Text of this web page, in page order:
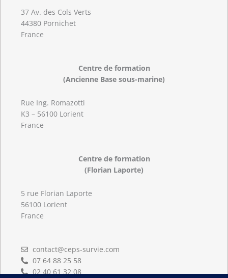
37 Av. des Cols Verts
44380 Pornichet
France
Centre de formation
(Ancienne Base sous-marine)
Rue Ing. Romazotti
K3 – 56100 Lorient
France
Centre de formation
(Florian Laporte)
5 rue Florian Laporte
56100 Lorient
France
contact@ceps-survie.com
07 64 88 25 58
02 40 61 32 08